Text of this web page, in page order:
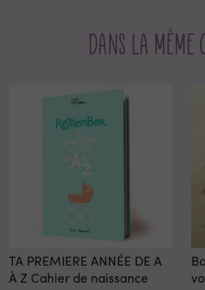
Dans la
TA PREMIERE ANNÉE DE A
À Z Cahier de naissance